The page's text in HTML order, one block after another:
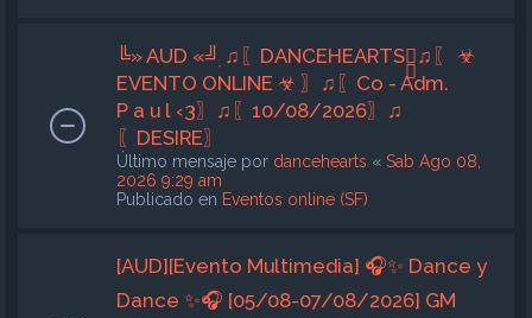
╚» AUD «╝ִ ♫〖DANCEHEARTS〗ִ♫〖 ☣︎
EVENTO ONLINE ☣︎ 〗♫〖Co - Adm.
P a u l ‹3〗♫〖10/08/2026〗♫
〖DESIRE〗
Último mensaje por dancehearts « Sab Ago 08,
2026 9:29 am
Publicado en Eventos online (SF)
[AUD][Evento Multimedia] 🎧✨ Dance y
Dance ✨🎧 [05/08-07/08/2026] GM